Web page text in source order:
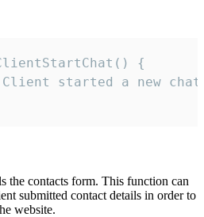
{
started a new
the contacts form. This function can
submitted contact details in order to
website.